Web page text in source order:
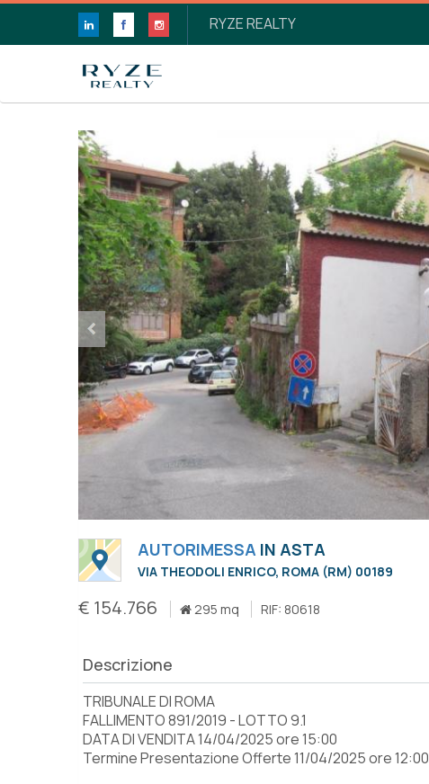
RYZE REALTY
AUTORIMESSA IN ASTA
VIA THEODOLI ENRICO, ROMA (RM) 00189
€ 154.766 295 mq RIF: 80618
Descrizione
TRIBUNALE DI ROMA
FALLIMENTO 891/2019 - LOTTO 9.1
DATA DI VENDITA 14/04/2025 ore 15:00
Termine Presentazione Offerte 11/04/2025 ore 12:00